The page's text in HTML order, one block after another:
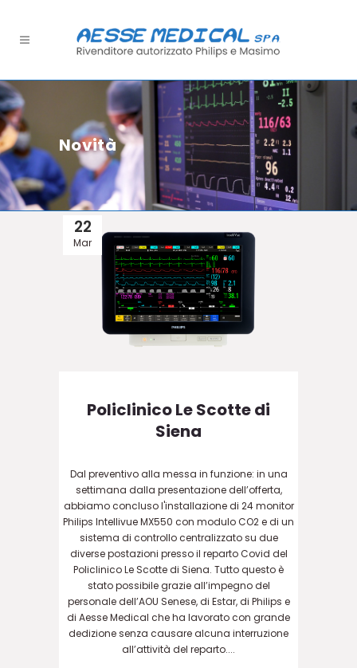
Novità
22
Mar
Policlinico Le Scotte di
Siena
Dal preventivo alla messa in funzione: in una
settimana dalla presentazione dell’offerta,
abbiamo concluso l'installazione di 24 monitor
Philips Intellivue MX550 con modulo CO2 e di un
sistema di controllo centralizzato su due
diverse postazioni presso il reparto Covid del
Policlinico Le Scotte di Siena. Tutto questo è
stato possibile grazie all’impegno del
personale dell’AOU Senese, di Estar, di Philips e
di Aesse Medical che ha lavorato con grande
dedizione senza causare alcuna interruzione
all’attività del reparto....